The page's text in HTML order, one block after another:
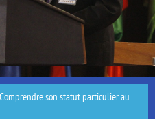
son statut particulier au